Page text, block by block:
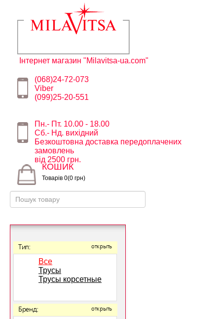
Інтернет магазин "Milavitsa-ua.com"
(068)24-72-073
Viber
(099)25-20-551
Пн.- Пт. 10.00 - 18.00
Сб.- Нд. вихідний
Безкоштовна доставка передоплачених
замовлень
від 2500 грн.
КОШИК
Товарів 0(0 грн)
Тип: открыть
Все
Трусы
Трусы корсетные
Бренд: открыть